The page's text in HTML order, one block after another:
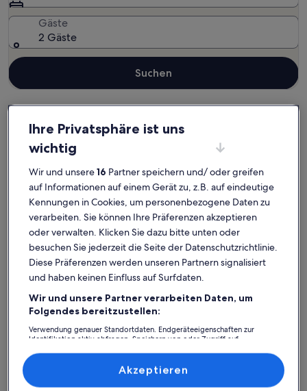
Gäste
2 Gäste
Suchen
Landkreis Dachau Ferienunterkünfte mit Pool in Dachau
Dachau: Entdecke
Ferienunterkünfte mit Pool
Weitere Infos zu Adina Apartment Hotel Munich
Ihre Privatsphäre ist uns
wichtig
Wir und unsere16 Partner speichern und/ oder greifen
auf Informationen auf einem Gerät zu, z.B. auf eindeutige
Kennungen in Cookies, um personenbezogene Daten zu
verarbeiten. Sie können Ihre Präferenzen akzeptieren
oder verwalten. Klicken Sie dazu bitte unten oder
besuchen Sie jederzeit die Seite der Datenschutzrichtlinie.
Diese Präferenzen werden unseren Partnern signalisiert
und haben keinen Einfluss auf Surfdaten.
Wir und unsere Partner verarbeiten Daten, um
Folgendes bereitzustellen:
Verwendung genauer Standortdaten. Endgeräteeigenschaften zur
Identifikation aktiv abfragen. Speichern von oder Zugriff auf
Inhalte, Messung von Werbeleistung und der Performance von Inhalten,
Zielgruppenforschung sowie Entwicklung und Verbesserung von
Akzeptieren